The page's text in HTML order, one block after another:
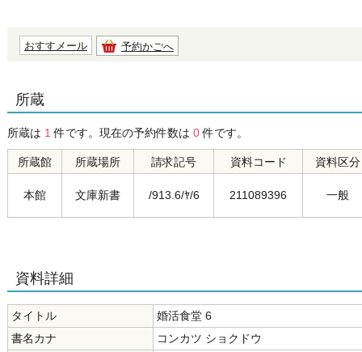
おすすメール 予約かごへ
所蔵
所蔵は 1 件です。現在の予約件数は 0件です。
所蔵館 所蔵場所 請求記号 資料コード 資料区分
本館 文庫新書 /913.6/ﾔ/6 211089396 一般
資料詳細
タイトル
婚活食堂 6
書名カナ
コンカツ ショクドウ